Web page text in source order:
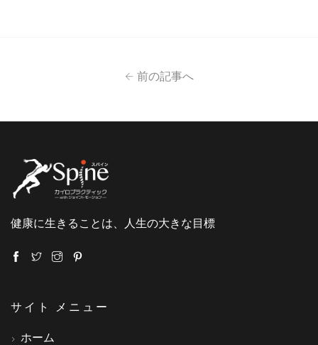
前の記事へ
健康に生きることは、人生の大きな目標
サイト メニュー
ホーム